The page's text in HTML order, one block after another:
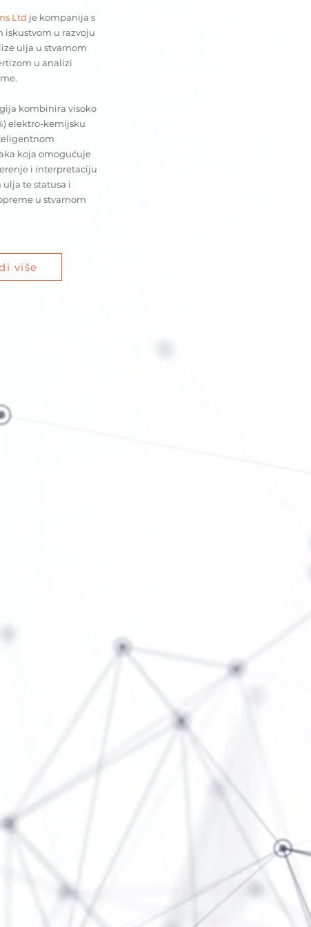
Ltd je kompanija s
iskustvom u razvoju
ulja u stvarnom
u analizi
kombinira visoko
elektro-kemijsku
koja omogućuje
i interpretaciju
te statusa i
u stvarnom
više